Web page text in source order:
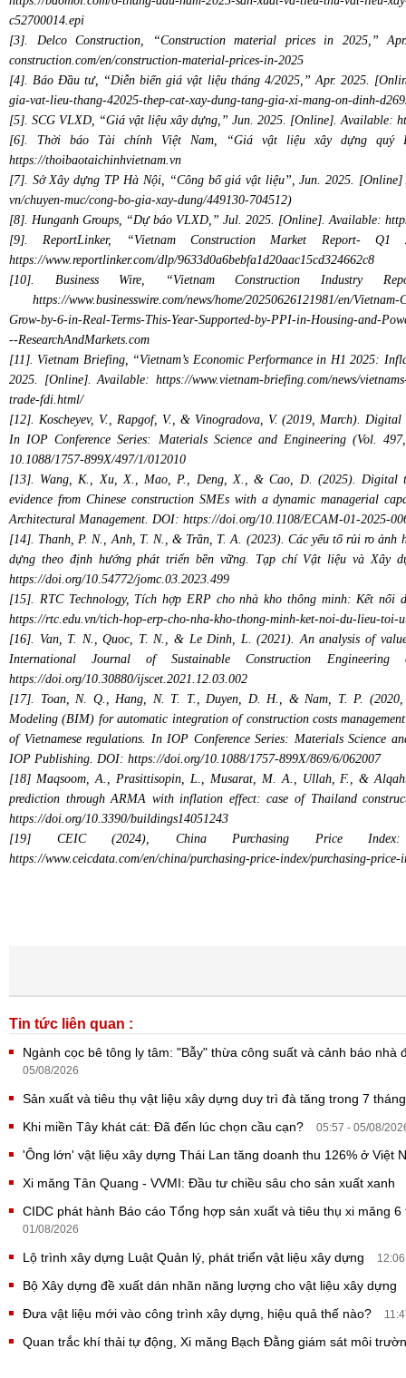
c52700014.epi
[3]. Delco Construction, “Construction material prices in 2025,”
construction.com/en/construction-material-prices-in-2025
[4]. Báo Đầu tư, “Diễn biến giá vật liệu tháng 4/2025,” Apr. 2025.
gia-vat-lieu-thang-42025-thep-cat-xay-dung-tang-gia-xi-mang-on-dinh-
[5]. SCG VLXD, “Giá vật liệu xây dựng,” Jun. 2025. [Online]. Available:
[6]. Thời báo Tài chính Việt Nam, “Giá vật liệu xây dựng quý
https://thoibaotaichinhvietnam.vn
[7]. Sở Xây dựng TP Hà Nội, “Công bố giá vật liệu”, Jun. 2025. [Online]
vn/chuyen-muc/cong-bo-gia-xay-dung/449130-704512)
[8]. Hunganh Groups, “Dự báo VLXD,” Jul. 2025. [Online]. Available:
[9]. ReportLinker, “Vietnam Construction Market Report-
https://www.reportlinker.com/dlp/9633d0a6bebfa1d20aac15cd324662c8
[10]. Business Wire, “Vietnam Construction Industry
https://www.businesswire.com/news/home/20250626121981/en/
Grow-by-6-in-Real-Terms-This-Year-Supported-by-PPI-in-Housing-and-
--ResearchAndMarkets.com
[11]. Vietnam Briefing, “Vietnam’s Economic Performance in H1 2025:
2025. [Online]. Available: https://www.vietnam-briefing.com/news/
trade-fdi.html/
[12]. Koscheyev, V., Rapgof, V., & Vinogradova, V. (2019, March).
In IOP Conference Series: Materials Science and Engineering (Vol.
10.1088/1757-899X/497/1/012010
[13]. Wang, K., Xu, X., Mao, P., Deng, X., & Cao, D. (2025). Digital
evidence from Chinese construction SMEs with a dynamic managerial
Architectural Management. DOI: https://doi.org/10.1108/ECAM-01-2025-
[14]. Thanh, P. N., Anh, T. N., & Trần, T. A. (2023). Các yếu tố rủi ro ảnh
dựng theo định hướng phát triển bền vững. Tạp chí Vật liệu và Xây
https://doi.org/10.54772/jomc.03.2023.499
[15]. RTC Technology, Tích hợp ERP cho nhà kho thông minh: Kết
https://rtc.edu.vn/tich-hop-erp-cho-nha-kho-thong-minh-ket-noi-du-lieu-toi-
[16]. Van, T. N., Quoc, T. N., & Le Dinh, L. (2021). An analysis of
International Journal of Sustainable Construction
https://doi.org/10.30880/ijscet.2021.12.03.002
[17]. Toan, N. Q., Hang, N. T. T., Duyen, D. H., & Nam, T. P.
Modeling (BIM) for automatic integration of construction costs
of Vietnamese regulations. In IOP Conference Series: Materials Science
IOP Publishing. DOI: https://doi.org/10.1088/1757-899X/869/6/062007
[18] Maqsoom, A., Prasittisopin, L., Musarat, M. A., Ullah, F., &
prediction through ARMA with inflation effect: case of Thailand
https://doi.org/10.3390/buildings14051243
[19] CEIC (2024), China Purchasing Price
https://www.ceicdata.com/en/china/purchasing-price-index/purchasing-
Tin tức liên quan :
Ngành cọc bê tông ly tâm: "Bẫy" thừa công suất và cảnh báo
05/08/2026
Sản xuất và tiêu thụ vật liệu xây dựng duy trì đà tăng trong 7
Khi miền Tây khát cát: Đã đến lúc chọn cầu cạn?
05:57 - 05/08/
'Ông lớn' vật liệu xây dựng Thái Lan tăng doanh thu 126% ở Việt
Xi măng Tân Quang - VVMI: Đầu tư chiều sâu cho sản xuất xanh
CIDC phát hành Báo cáo Tổng hợp sản xuất và tiêu thụ xi măng
01/08/2026
Lộ trình xây dựng Luật Quản lý, phát triển vật liệu xây dựng
Bộ Xây dựng đề xuất dán nhãn năng lượng cho vật liệu xây dựng
Đưa vật liệu mới vào công trình xây dựng, hiệu quả thế nào?
Quan trắc khí thải tự động, Xi măng Bạch Đằng giám sát môi